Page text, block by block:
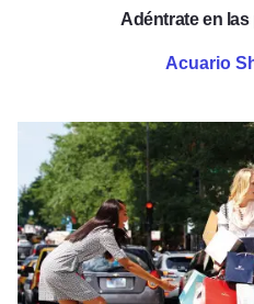
Adéntrate en
Acuario